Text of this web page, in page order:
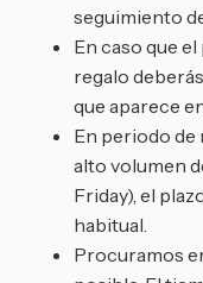
seguimiento
En caso que
regalo
que aparece
En periodo de
alto volumen
Friday), el
habitual.
Procuramos